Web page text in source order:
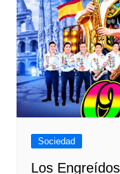
Sociedad
Los